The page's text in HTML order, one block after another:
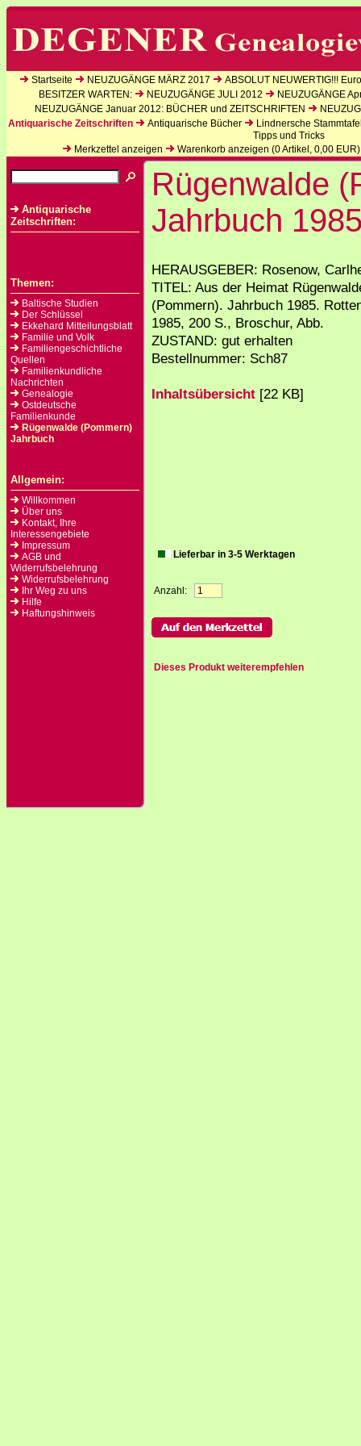
Startseite NEUZUGÄNGE MÄRZ 2017
ABSOLUT NEUWERTIG!!!
BESITZER WARTEN:
NEUZUGÄNGE JULI 2012
NEUZUGÄNGE
NEUZUGÄNGE Januar 2012: BÜCHER und ZEITSCHRIFTEN
Antiquarische Zeitschriften
Antiquarische Bücher
Lindnersche
Tipps und Tricks
Merkzettel anzeigen
Warenkorb anzeigen (0Artikel, 0,00 EUR)
Antiquarische
Zeitschriften:
Themen:
Baltische Studien
Der Schlüssel
Ekkehard Mitteilungsblatt
Familie und Volk
Familiengeschichtliche
Quellen
Familienkundliche
Nachrichten
Genealogie
Ostdeutsche
Familienkunde
Rügenwalde (Pommern)
Jahrbuch
Allgemein:
Willkommen
Über uns
Kontakt, Ihre
Interessengebiete
Impressum
AGB und
Widerrufsbelehrung
Widerrufsbelehrung
Ihr Weg zu uns
Hilfe
Haftungshinweis
Rügenwalde
Jahrbuch
HERAUSGEBER: Rosenow,
TITEL: Aus der Heimat
(Pommern). Jahrbuch 1985.
1985, 200 S., Broschur, Abb.
ZUSTAND: gut erhalten
Bestellnummer: Sch87
Inhaltsübersicht [22 KB]
Lieferbar in 3-5 Werktagen
Anzahl:
Dieses Produkt weiterempfehlen